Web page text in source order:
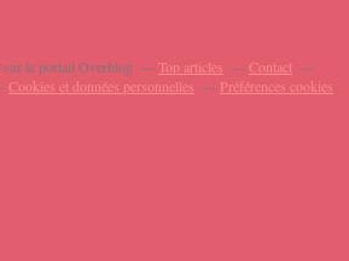
sur le portail Overblog Top articles
Contact
Cookies et données personnelles Préférences cookies